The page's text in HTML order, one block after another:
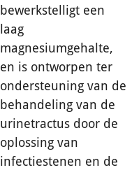
bewerkstelligt een
laag
magnesiumgehalte,
en is ontworpen ter
ondersteuning van de
behandeling van de
urinetractus door de
oplossing van
infectiestenen en de